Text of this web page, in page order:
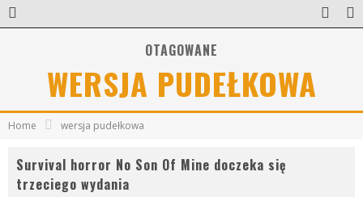
OTAGOWANE
WERSJA PUDEŁKOWA
Home wersja pudełkowa
Survival horror No Son Of Mine doczeka się
trzeciego wydania